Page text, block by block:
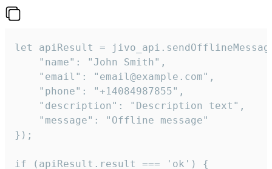
let apiResult =
    "name": "John Smith",
    "email": "email@example.com",
    "phone": "+14084987855",
    "description": "Description text",
    "message": "Offline message"
});
if (apiResult.result === 'ok') {